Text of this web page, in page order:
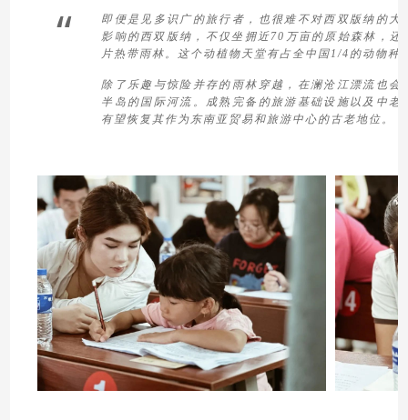
“
即便是见多识广的旅行者，也很难不对西双版纳的
影响的西双版纳，不仅坐拥近70万亩的原始森林，
片热带雨林。这个动植物天堂有占全中国1/4的动物种
除了乐趣与惊险并存的雨林穿越，在澜沧江漂流也
半岛的国际河流。成熟完备的旅游基础设施以及中
有望恢复其作为东南亚贸易和旅游中心的古老地位。